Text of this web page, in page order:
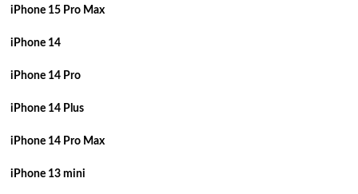
iPhone 15 Pro Max
iPhone 14
iPhone 14 Pro
iPhone 14 Plus
iPhone 14 Pro Max
iPhone 13 mini